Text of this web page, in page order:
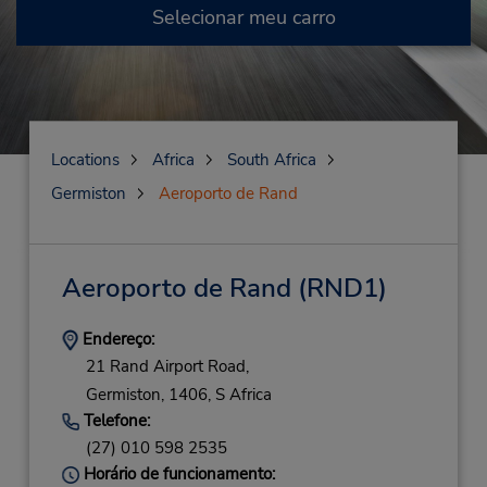
Selecionar meu carro
Locations Africa
South Africa
Germiston
Aeroporto de Rand
Aeroporto de Rand (RND1)
Endereço:
21 Rand Airport Road,
Germiston, 1406, S Africa
Telefone:
(27) 010 598 2535
Horário de funcionamento: